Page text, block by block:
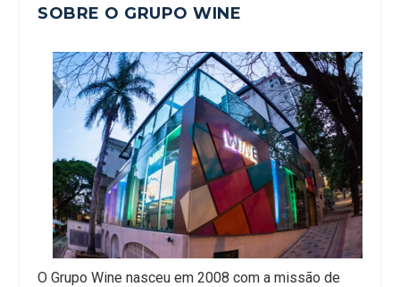
SOBRE O GRUPO WINE
O Grupo Wine nasceu em 2008 com a missão de